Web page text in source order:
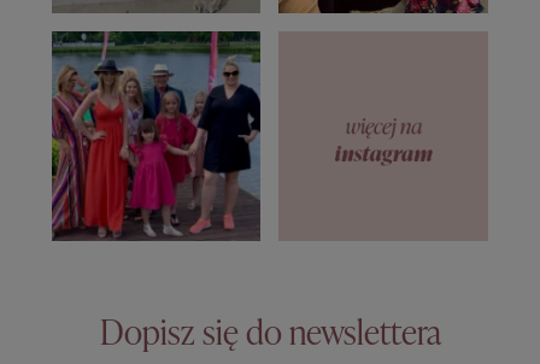
Dopisz się do newslettera